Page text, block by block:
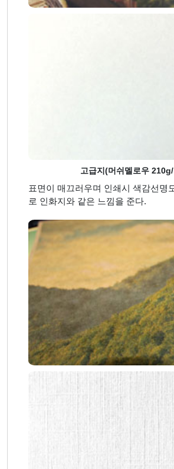
고급지(머쉬멜로우
표면이 매끄러우며 인쇄시 색감선명
로 인화지와 같은 느낌을 준다.